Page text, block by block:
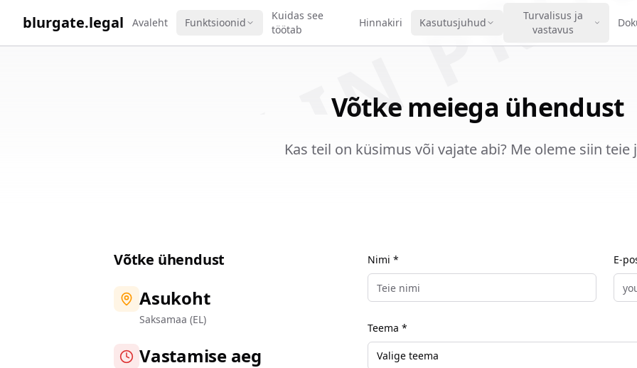
blurgate.legal Avaleht Funktsioonid
Kuidas see
töötab
Hinnakiri Kasutusjuhud
Turvalisus ja
vastavus
Võtke meiega ühendust
Kas teil on küsimus või vajate abi? Me oleme siin teie
Võtke ühendust
Asukoht
Saksamaa (EL)
Vastamise aeg
Nimi * E-
Teema *
Valige teema